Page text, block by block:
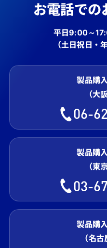
お電話での
平日9:00～
（土日祝日・
製品購
（大
06-
製品購
（東
03-
製品購
（名古